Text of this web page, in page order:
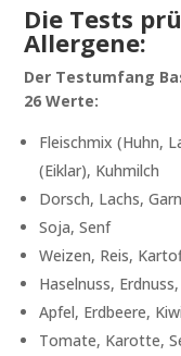
Die Tests
Allergene:
Der Testumfang
26 Werte:
Fleischmix (Huhn,
(Eiklar), Kuhmilch
Dorsch, Lachs,
Soja, Senf
Weizen, Reis,
Haselnuss,
Apfel, Erdbeere,
Tomate, Karotte,